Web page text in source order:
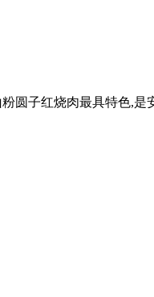
圆子红烧肉最具特色,是